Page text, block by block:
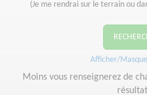
(Je me rendrai sur le terrain ou
Afficher/
Moins vous renseignerez de